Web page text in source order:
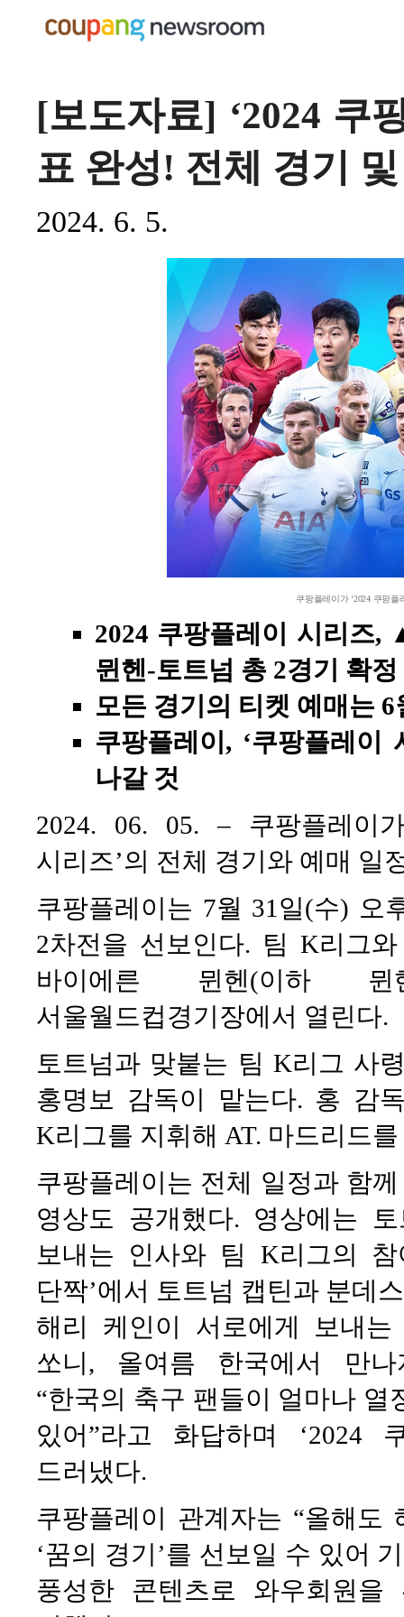
[보도자료] ‘2024 쿠
표 완성! 전체 경기
2024. 6. 5.
쿠팡플레이가 ‘2024 쿠팡
2024 쿠팡플레이 시리즈
뮌헨-토트넘 총 2경기 확정
모든 경기의 티켓 예매는
쿠팡플레이, ‘쿠팡플레이
나갈 것
2024. 06. 05. – 쿠팡플레이
시리즈’의 전체 경기와 예매 일
쿠팡플레이는 7월 31일(수) 오
2차전을 선보인다. 팀 K리그
바이에른 뮌헨(이하
서울월드컵경기장에서 열린다.
토트넘과 맞붙는 팀 K리그 사
홍명보 감독이 맡는다. 홍 감
K리그를 지휘해 AT. 마드리드
쿠팡플레이는 전체 일정과 함
영상도 공개했다. 영상에는
보내는 인사와 팀 K리그의
단짝’에서 토트넘 캡틴과 분데
해리 케인이 서로에게 보내
쏘니, 올여름 한국에서 만
“한국의 축구 팬들이 얼마나
있어”라고 화답하며 ‘2024
드러냈다.
쿠팡플레이 관계자는 “올해도
‘꿈의 경기’를 선보일 수 있어
풍성한 콘텐츠로 와우회원